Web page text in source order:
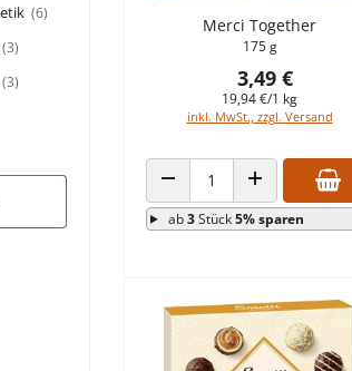
(6)
(3)
(3)
Merci Together
175 g
3,49 €
19,94 €/1 kg
inkl. MwSt., zzgl. Versand
ANZAHL VERRINGERN
ANZAHL
ab3Stück5% sparen